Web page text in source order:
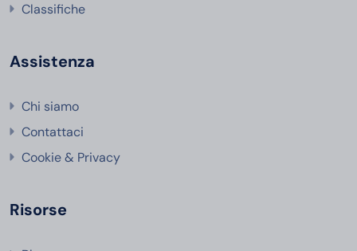
Classifiche
Assistenza
Chi siamo
Contattaci
Cookie & Privacy
Risorse